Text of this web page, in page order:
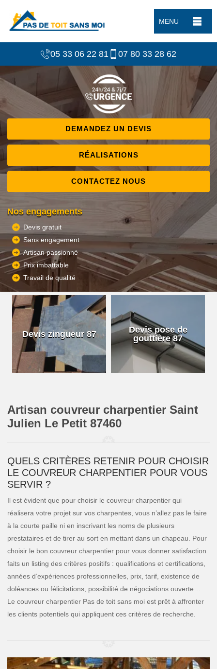
MENU
05 33 06 22 81 07 80 33 28 62
DEMANDEZ UN DEVIS
RÉALISATIONS
CONTACTEZ NOUS
Nos engagements
Devis gratuit
Sans engagement
Artisan passionné
Prix imbattable
Travail de qualité
Devis zingueur 87
Devis pose de
gouttière 87
Artisan couvreur charpentier Saint
Julien Le Petit 87460
QUELS CRITÈRES RETENIR POUR CHOISIR
LE COUVREUR CHARPENTIER POUR VOUS
SERVIR ?
Il est évident que pour choisir le couvreur charpentier qui
réalisera votre projet sur vos charpentes, vous n’allez pas le faire
à la courte paille ni en inscrivant les noms de plusieurs
prestataires et de tirer au sort en mettant dans un chapeau. Pour
choisir le bon couvreur charpentier pour vous donner satisfaction
faits un listing des critères positifs : qualifications et certifications,
années d’expériences professionnelles, prix, tarif, existence de
doléances ou félicitations, possibilité de négociations ouverte…
Le couvreur charpentier Pas de toit sans moi est prêt à affronter
les clients potentiels qui appliquent ces critères de recherche.